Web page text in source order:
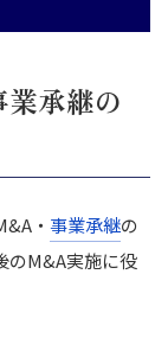
承継の
・ 事業承継の
のM&A実施に役